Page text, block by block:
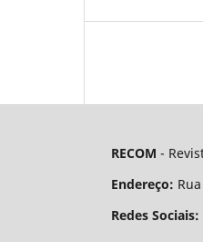
RECOM -
Endereço:
Redes Sociais: